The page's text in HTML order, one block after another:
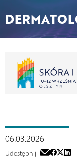
06.03.2026
Udostępnij